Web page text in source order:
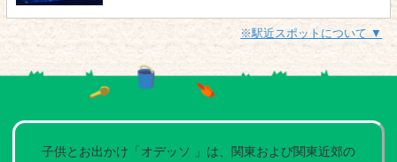
※駅近スポットについて ▼
子供とお出かけ「オデッソ 」は、関東および関東近郊の